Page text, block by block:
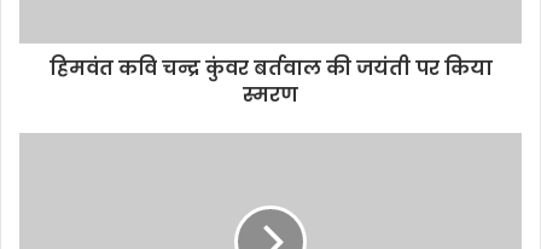
हिमवंत कवि चन्द्र कुंवर बर्तवाल की जयंती पर किया
स्मरण